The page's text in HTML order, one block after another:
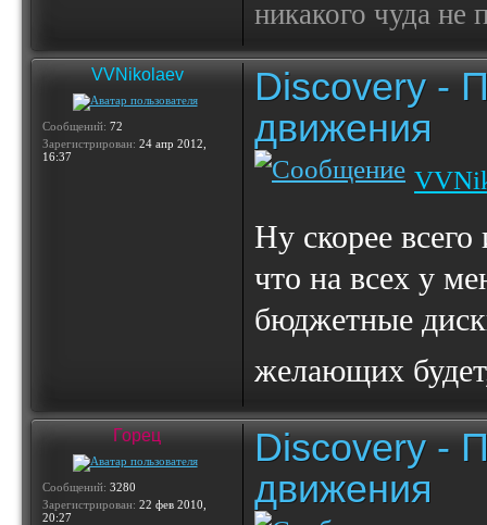
никакого чуда
VVNikolaev
Сообщений: 72
Зарегистрирован: 24 апр 2012,
16:37
Discovery -
движения
Ну скорее
что на всех у
бюджетные
желающих
Горец
Сообщений: 3280
Зарегистрирован: 22 фев 2010,
20:27
Discovery -
движения